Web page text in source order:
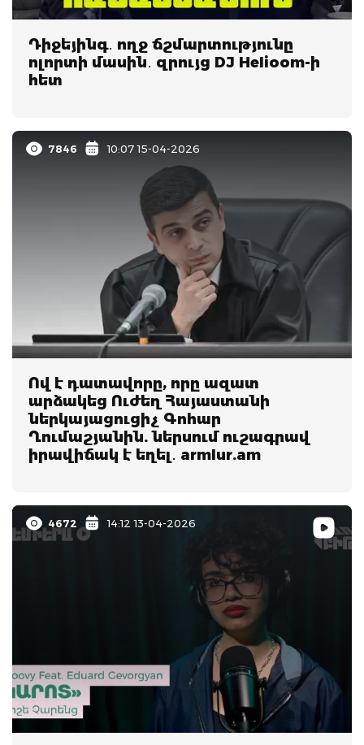
Դիջեյինգ․ ողջ ճշմարտությունը
ոլորտի մասին․ զրույց DJ Helioom-ի
հետ
7846 10:07 15-04-2026
Ով է դատավորը, որը ազատ
արձակեց Ուժեղ Հայաստանի
ներկայացուցիչ Գոհար
Ղումաշյանին. ներսում ուշագրավ
իրավիճակ է եղել․ armlur.am
4672 14:12 13-04-2026